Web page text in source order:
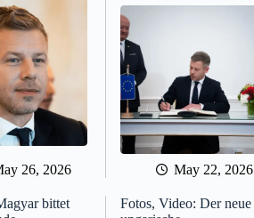
26, 2026 May 22, 2026
bittet
Fotos, Video: Der neue